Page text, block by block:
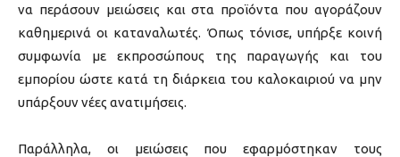
να περάσουν μειώσεις και στα προϊόντα που αγοράζουν
καθημερινά οι καταναλωτές. Όπως τόνισε, υπήρξε κοινή
συμφωνία με εκπροσώπους της παραγωγής και του
εμπορίου ώστε κατά τη διάρκεια του καλοκαιριού να μην
υπάρξουν νέες ανατιμήσεις.
Παράλληλα, οι μειώσεις που εφαρμόστηκαν τους